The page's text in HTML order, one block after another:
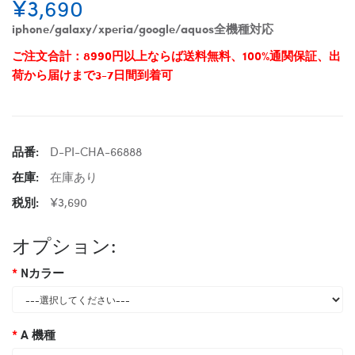
¥3,690
iphone/galaxy/xperia/google/aquos全機種対応
ご注文合計：8990円以上ならば送料無料、100%通関保証、出
荷から届けまで3-7日間到着可
品番:
D-PI-CHA-66888
在庫:
在庫あり
税別:
¥3,690
オプション:
Nカラー
A 機種